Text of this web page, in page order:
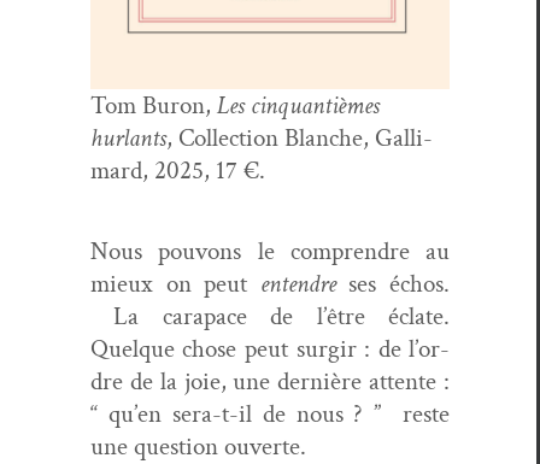
Tom Buron, Les cinquan­tièmes
hurlants, Col­lec­tion Blanche, Gal­li­
mard, 2025, 17 €.
Nous pou­vons le com­pren­dre au
mieux on peut enten­dreses échos.
La cara­pace de l’être éclate.
Quelque chose peut sur­gir : de l’or­
dre de la joie, une dernière attente :
“ qu’en sera-t-il de nous ? ” reste
une ques­tion ouverte.